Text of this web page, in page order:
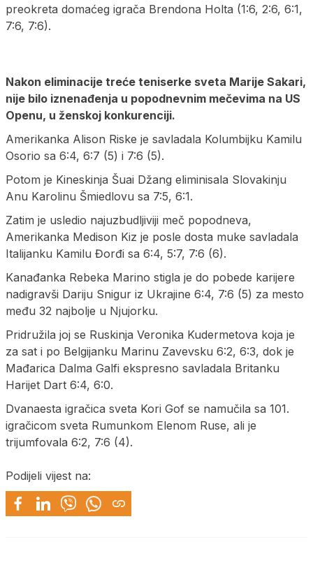
preokreta domaćeg igrača Brendona Holta (1:6, 2:6, 6:1,
7:6, 7:6).
Nakon eliminacije treće teniserke sveta Marije Sakari,
nije bilo iznenađenja u popodnevnim mečevima na US
Openu, u ženskoj konkurenciji.
Amerikanka Alison Riske je savladala Kolumbijku Kamilu
Osorio sa 6:4, 6:7 (5) i 7:6 (5).
Potom je Kineskinja Šuai Džang eliminisala Slovakinju
Anu Karolinu Šmiedlovu sa 7:5, 6:1.
Zatim je usledio najuzbudljiviji meč popodneva,
Amerikanka Medison Kiz je posle dosta muke savladala
Italijanku Kamilu Đorđi sa 6:4, 5:7, 7:6 (6).
Kanađanka Rebeka Marino stigla je do pobede karijere
nadigravši Dariju Snigur iz Ukrajine 6:4, 7:6 (5) za mesto
među 32 najbolje u Njujorku.
Pridružila joj se Ruskinja Veronika Kudermetova koja je
za sat i po Belgijanku Marinu Zavevsku 6:2, 6:3, dok je
Mađarica Dalma Galfi ekspresno savladala Britanku
Harijet Dart 6:4, 6:0.
Dvanaesta igračica sveta Kori Gof se namučila sa 101.
igračicom sveta Rumunkom Elenom Ruse, ali je
trijumfovala 6:2, 7:6 (4).
Podijeli vijest na: